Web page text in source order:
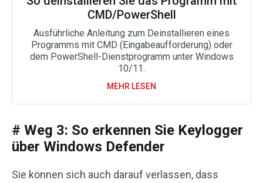
CMD/PowerShell
Ausführliche Anleitung zum Deinstallieren eines
Programms mit CMD (Eingabeaufforderung) oder
dem PowerShell-Dienstprogramm unter Windows
10/11.
MEHR LESEN
# Weg 3: So erkennen Sie Keylogger
über Windows Defender
Sie können sich auch darauf verlassen, dass